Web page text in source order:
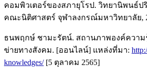
คอมพิวเตอร์ของสภายุโรป. วิทยานิพน
คณะนิติศาสตร์ จุฬาลงกรณ์มหาวิทยาลัย,
ธนพฤกษ์ ชามะรัตน์. สถานภาพองค์ความ
ข่ายทางสังคม. [ออนไลน์] แหล่งที่มา:
knowledges/[5 ตุลาคม 2565]